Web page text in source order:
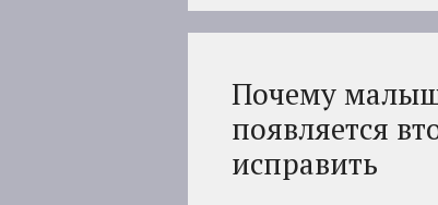
Почему малыш
появляется
исправить